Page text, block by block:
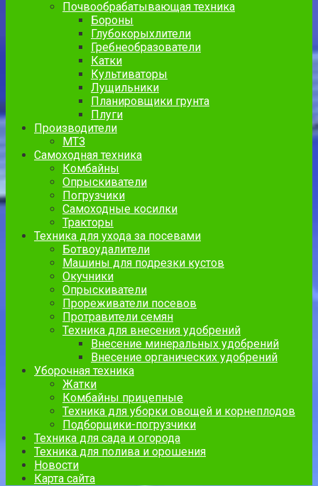
Почвообрабатывающая техника
Бороны
Глубокорыхлители
Гребнеобразователи
Катки
Культиваторы
Лущильники
Планировщики грунта
Плуги
Производители
МТЗ
Самоходная техника
Комбайны
Опрыскиватели
Погрузчики
Самоходные косилки
Тракторы
Техника для ухода за посевами
Ботвоудалители
Машины для подрезки кустов
Окучники
Опрыскиватели
Прореживатели посевов
Протравители семян
Техника для внесения удобрений
Внесение минеральных удобрений
Внесение органических удобрений
Уборочная техника
Жатки
Комбайны прицепные
Техника для уборки овощей и корнеплодов
Подборщики-погрузчики
Техника для сада и огорода
Техника для полива и орошения
Новости
Карта сайта